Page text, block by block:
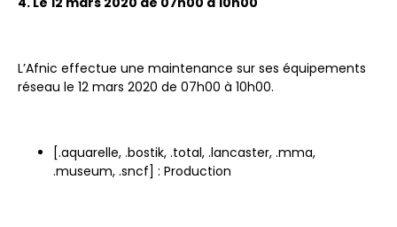
L’Afnic effectue une maintenance sur ses équipements
réseau le 12 mars 2020 de 07h00 à 10h00.
[.aquarelle, .bostik, .total, .lancaster, .mma,
.museum, .sncf] : Production